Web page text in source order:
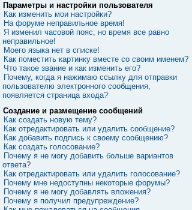
Параметры и настройки пользователя
Как изменить мои настройки?
На форуме неправильное время!
Я изменил часовой пояс, но время все равно
неправильное!
Моего языка нет в списке!
Как поместить картинку вместе со своим именем?
Что такое звание и как изменить его?
Почему, когда я нажимаю ссылку для отправки
пользователю электронного сообщения,
появляется страница входа?
Создание и размещение сообщений
Как создать новую тему?
Как отредактировать или удалить сообщение?
Как добавить подпись к своему сообщению?
Как создать голосование?
Почему я не могу добавить больше вариантов
ответа?
Как отредактировать или удалить голосование?
Почему мне недоступны некоторые форумы?
Почему я не могу добавлять вложения?
Почему я получил предупреждение?